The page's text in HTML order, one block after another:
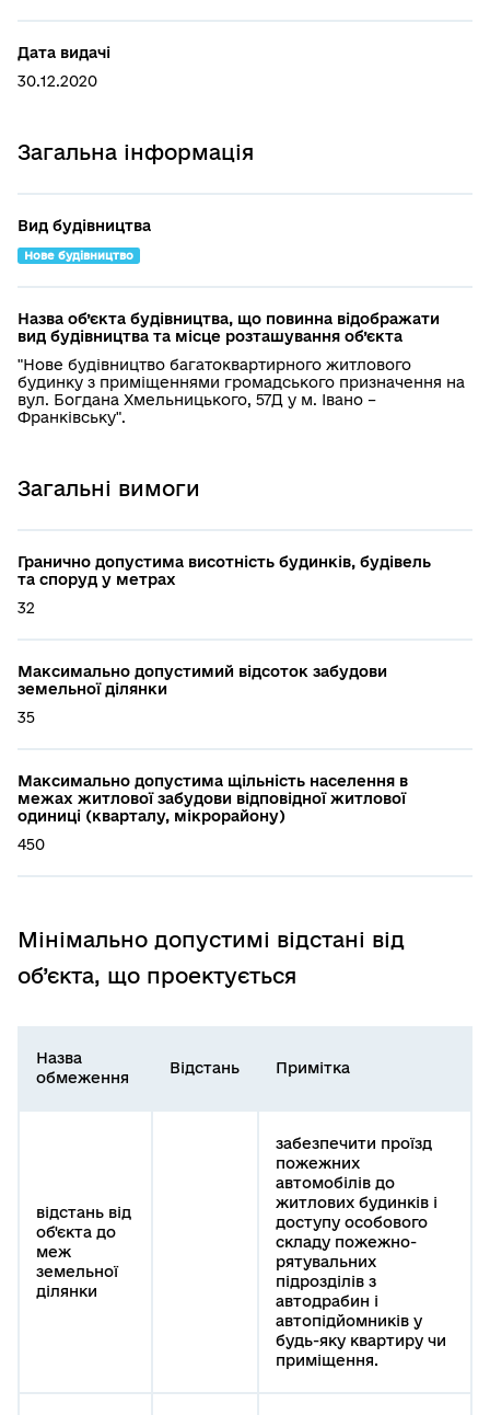
Дата видачі
30.12.2020
Загальна інформація
Вид будівництва
Нове будівництво
Назва об’єкта будівництва, що повинна відображати
вид будівництва та місце розташування об’єкта
"Нове будівництво багатоквартирного житлового
будинку з приміщеннями громадського призначення на
вул. Богдана Хмельницького, 57Д у м. Івано –
Франківську".
Загальні вимоги
Гранично допустима висотність будинків, будівель
та споруд у метрах
32
Максимально допустимий відсоток забудови
земельної ділянки
35
Максимально допустима щільність населення в
межах житлової забудови відповідної житлової
одиниці (кварталу, мікрорайону)
450
Мінімально допустимі відстані від
об’єкта, що проектується
Назва
обмеження
Відстань Примітка
відстань від
об'єкта до
меж
земельної
ділянки
забезпечити проїзд
пожежних
автомобілів до
житлових будинків і
доступу особового
складу пожежно-
рятувальних
підрозділів з
автодрабин і
автопідйомників у
будь-яку квартиру чи
приміщення.